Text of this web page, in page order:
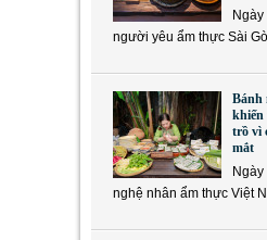
Ngày
người yêu ẩm thực Sài
Bánh
khiến
trồ vì
mắt
Ngày
nghệ nhân ẩm thực Việt